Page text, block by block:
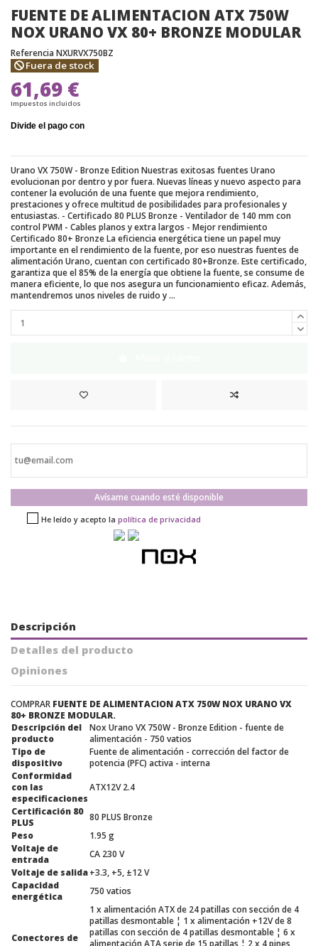
FUENTE DE ALIMENTACION ATX 750W
NOX URANO VX 80+ BRONZE MODULAR
Referencia NXURVX750BZ
Fuera de stock
61,69 €
Impuestos incluidos
Urano VX 750W - Bronze Edition Nuestras exitosas fuentes Urano
evolucionan por dentro y por fuera. Nuevas líneas y nuevo aspecto para
contener la evolución de una fuente que mejora rendimiento,
prestaciones y ofrece multitud de posibilidades para profesionales y
entusiastas. - Certificado 80 PLUS Bronze - Ventilador de 140 mm con
control PWM - Cables planos y extra largos - Mejor rendimiento
Certificado 80+ Bronze La eficiencia energética tiene un papel muy
importante en el rendimiento de la fuente, por eso nuestras fuentes de
alimentación Urano, cuentan con certificado 80+Bronze. Este certificado,
garantiza que el 85% de la energía que obtiene la fuente, se consume de
manera eficiente, lo que nos asegura un funcionamiento eficaz. Además,
mantendremos unos niveles de ruido y ...
Avísame cuando esté disponible
He leído y acepto la política de privacidad
Descripción
Detalles del producto
Opiniones
COMPRAR FUENTE DE ALIMENTACION ATX 750W NOX URANO VX
80+ BRONZE MODULAR.
Descripción del
producto
Nox Urano VX 750W - Bronze Edition - fuente de
alimentación - 750 vatios
Tipo de
dispositivo
Fuente de alimentación - corrección del factor de
potencia (PFC) activa - interna
Conformidad
con las
especificaciones
ATX12V 2.4
Certificación 80
PLUS
80 PLUS Bronze
Peso
1.95 g
Voltaje de
entrada
CA 230 V
Voltaje de salida+3.3, +5, ±12 V
Capacidad
energética
750 vatios
Conectores de
1 x alimentación ATX de 24 patillas con sección de 4
patillas desmontable ¦ 1 x alimentación +12V de 8
patillas con sección de 4 patillas desmontable ¦ 6 x